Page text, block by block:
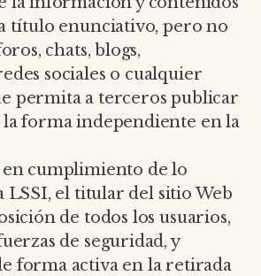
título enunciativo, pero no
chats, blogs,
sociales o cualquier
permita a terceros publicar
forma independiente en la
en cumplimiento de lo
LSSI, el titular del sitio Web
de todos los usuarios,
de seguridad, y
forma activa en la retirada